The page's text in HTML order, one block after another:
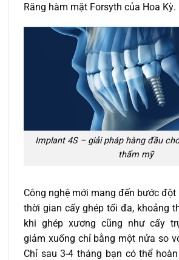
Răng hàm mặt Forsyth của Hoa Kỳ.
Implant 4S – giải pháp hàng đầu
thẩm mỹ
Công nghệ mới mang đến bước đột
thời gian cấy ghép tối đa, khoảng
khi ghép xương cũng như cấy
giảm xuống chỉ bằng một nửa so
Chỉ sau 3-4 tháng bạn có thể